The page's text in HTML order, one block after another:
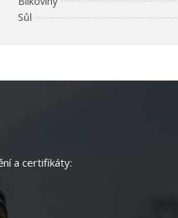
Sůl
a certifikáty: